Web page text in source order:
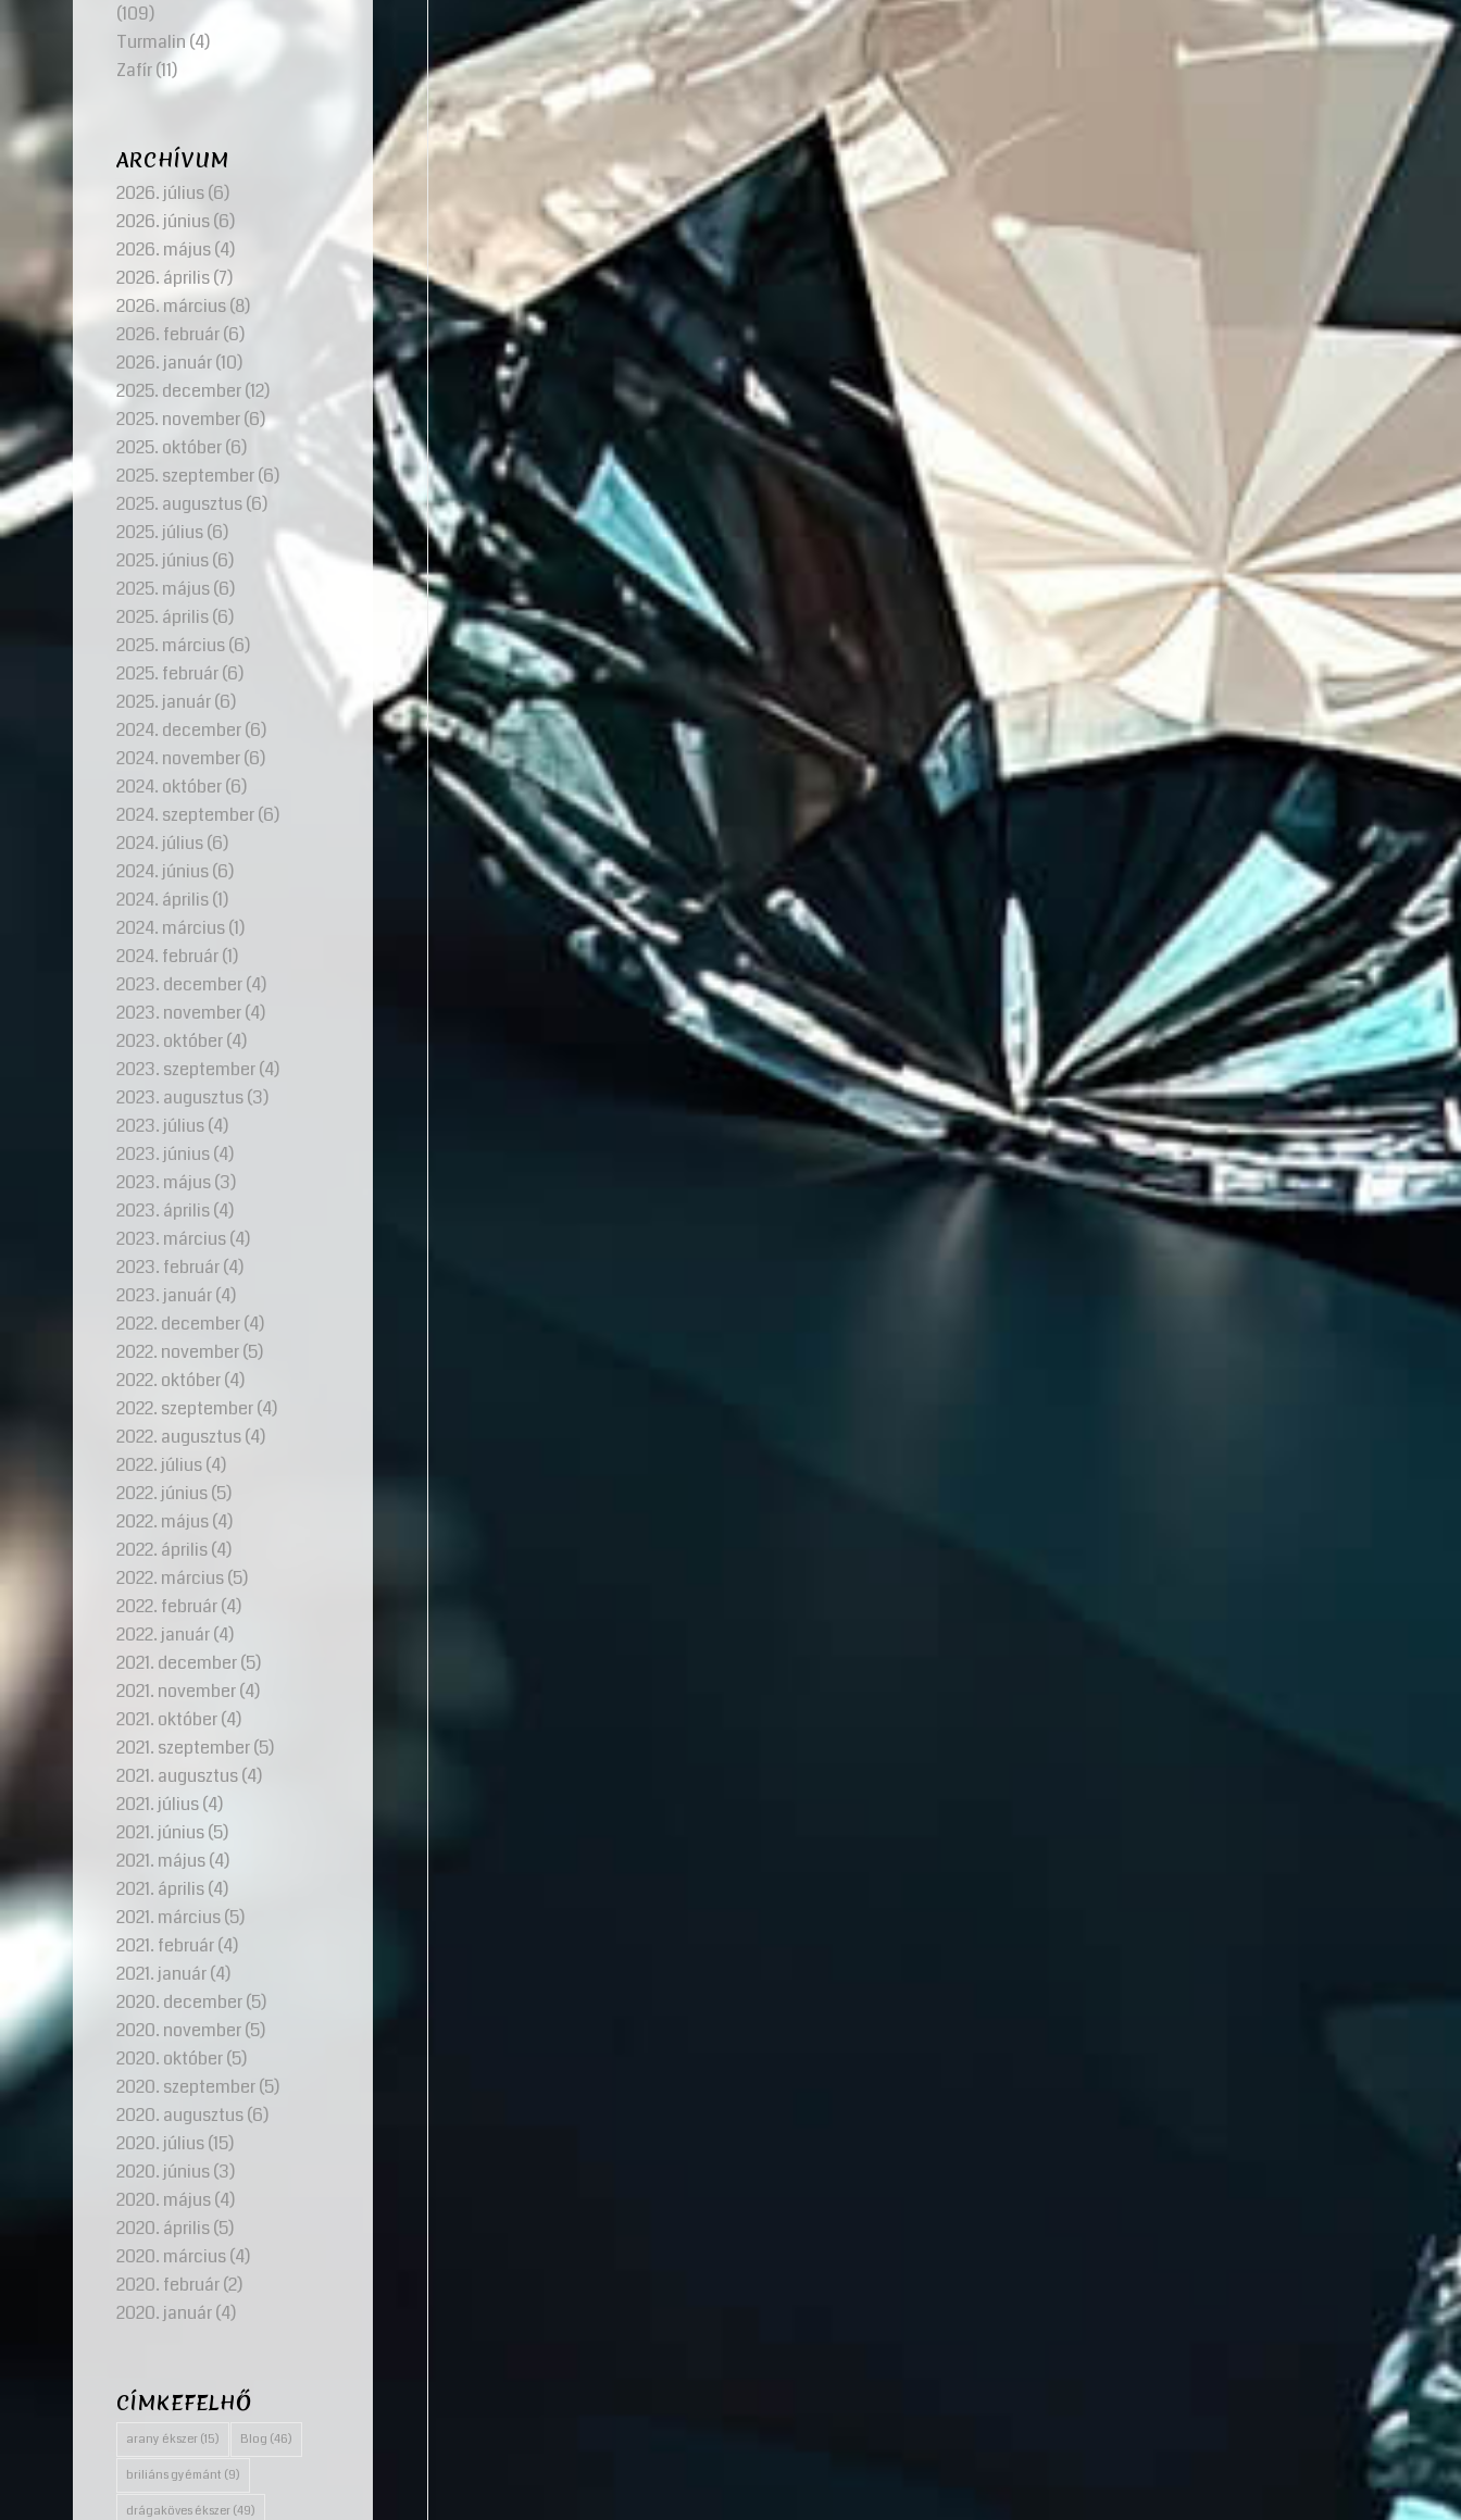
(109)
Turmalin (4)
Zafír(11)
ARCHÍVUM
2026. július(6)
2026. június(6)
2026. május(4)
2026. április(7)
2026. március(8)
2026. február(6)
2026. január(10)
2025. december(12)
2025. november(6)
2025. október(6)
2025. szeptember(6)
2025. augusztus(6)
2025. július(6)
2025. június(6)
2025. május(6)
2025. április(6)
2025. március(6)
2025. február(6)
2025. január(6)
2024. december(6)
2024. november(6)
2024. október(6)
2024. szeptember(6)
2024. július(6)
2024. június(6)
2024. április(1)
2024. március(1)
2024. február(1)
2023. december(4)
2023. november(4)
2023. október(4)
2023. szeptember(4)
2023. augusztus(3)
2023. július(4)
2023. június(4)
2023. május(3)
2023. április(4)
2023. március(4)
2023. február(4)
2023. január(4)
2022. december(4)
2022. november(5)
2022. október(4)
2022. szeptember(4)
2022. augusztus(4)
2022. július(4)
2022. június(5)
2022. május(4)
2022. április(4)
2022. március(5)
2022. február(4)
2022. január(4)
2021. december(5)
2021. november(4)
2021. október(4)
2021. szeptember(5)
2021. augusztus(4)
2021. július(4)
2021. június(5)
2021. május(4)
2021. április(4)
2021. március(5)
2021. február(4)
2021. január(4)
2020. december(5)
2020. november(5)
2020. október(5)
2020. szeptember(5)
2020. augusztus(6)
2020. július(15)
2020. június(3)
2020. május(4)
2020. április(5)
2020. március(4)
2020. február(2)
2020. január(4)
CÍMKEFELHŐ
arany ékszer (15) Blog (46)
briliáns gyémánt (9)
drágaköves ékszer (49)